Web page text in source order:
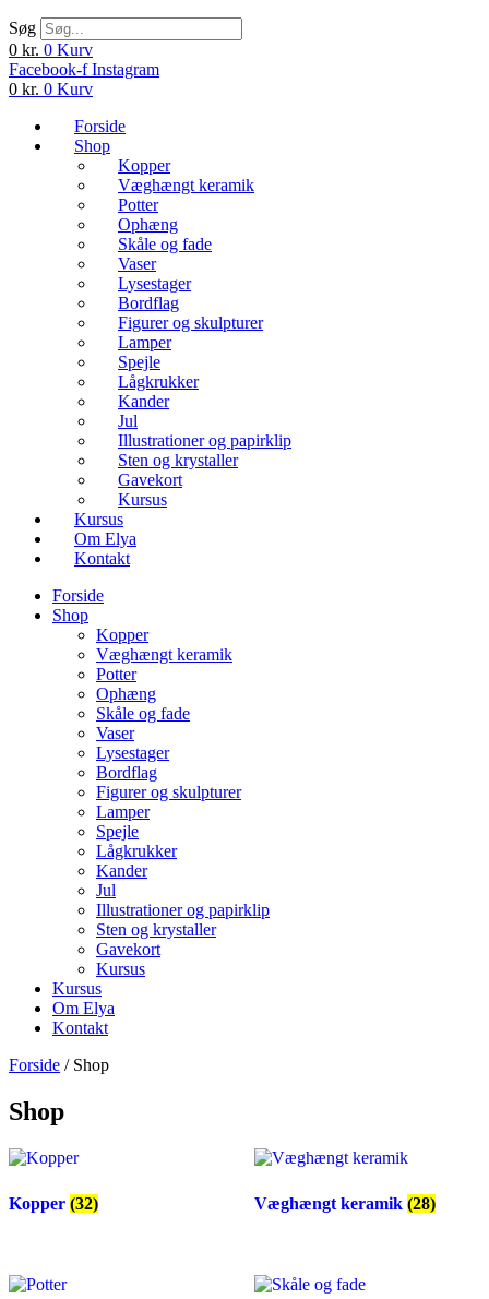
Søg
0 kr. 0 Kurv
Facebook-f Instagram
0 kr. 0 Kurv
Forside
Shop
Kopper
Væghængt keramik
Potter
Ophæng
Skåle og fade
Vaser
Lysestager
Bordflag
Figurer og skulpturer
Lamper
Spejle
Lågkrukker
Kander
Jul
Illustrationer og papirklip
Sten og krystaller
Gavekort
Kursus
Kursus
Om Elya
Kontakt
Forside
Shop
Kopper
Væghængt keramik
Potter
Ophæng
Skåle og fade
Vaser
Lysestager
Bordflag
Figurer og skulpturer
Lamper
Spejle
Lågkrukker
Kander
Jul
Illustrationer og papirklip
Sten og krystaller
Gavekort
Kursus
Kursus
Om Elya
Kontakt
Forside / Shop
Shop
Kopper (32) Væghængt keramik (28)